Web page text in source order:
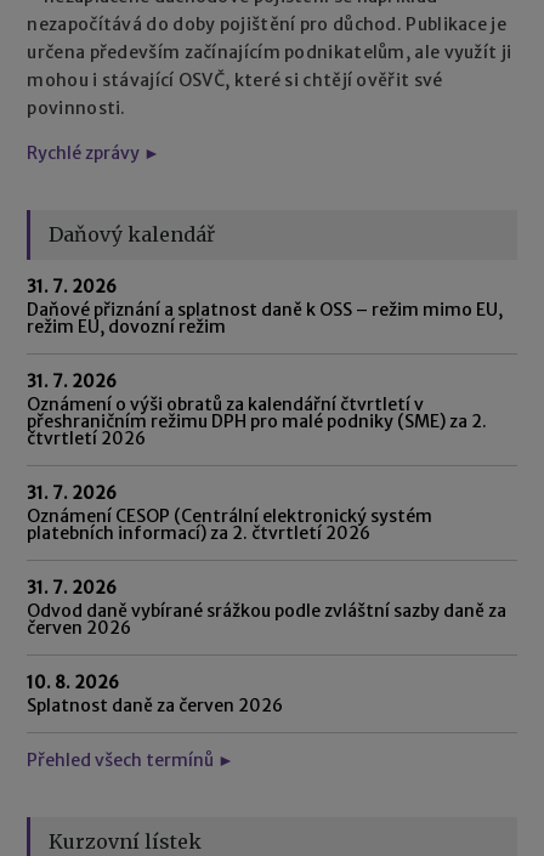
nezapočítává do doby pojištění pro důchod. Publikace je
určena především začínajícím podnikatelům, ale využít ji
mohou i stávající OSVČ, které si chtějí ověřit své
povinnosti.
Rychlé zprávy ►
Daňový kalendář
31. 7. 2026
Daňové přiznání a splatnost daně k OSS – režim mimo EU,
režim EU, dovozní režim
31. 7. 2026
Oznámení o výši obratů za kalendářní čtvrtletí v
přeshraničním režimu DPH pro malé podniky (SME) za 2.
čtvrtletí 2026
31. 7. 2026
Oznámení CESOP (Centrální elektronický systém
platebních informací) za 2. čtvrtletí 2026
31. 7. 2026
Odvod daně vybírané srážkou podle zvláštní sazby daně za
červen 2026
10. 8. 2026
Splatnost daně za červen 2026
Přehled všech termínů ►
Kurzovní lístek